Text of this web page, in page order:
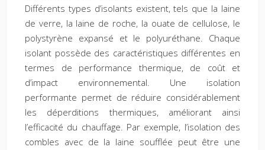
Différents types d’isolants existent, tels que la laine
de verre, la laine de roche, la ouate de cellulose, le
polystyrène expansé et le polyuréthane. Chaque
isolant possède des caractéristiques différentes en
termes de performance thermique, de coût et
d’impact environnemental. Une isolation
performante permet de réduire considérablement
les déperditions thermiques, améliorant ainsi
l’efficacité du chauffage. Par exemple, l’isolation des
combles avec de la laine soufflée peut être une